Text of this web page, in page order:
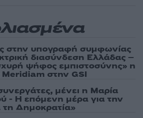
στην υπογραφή συμφωνίας
διασύνδεση Ελλάδας –
ψήφος εμπιστοσύνης» η
Meridiam στην GSI
μένει η Μαρία
- Η επόμενη μέρα για την
τη Δημοκρατία»